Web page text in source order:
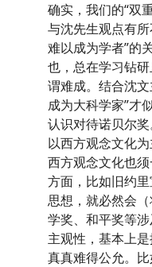
确实，我们的“双
与沈先生观点有
难以成为学者”的
也，总在学习钻
谓难成。结合沈
成为大科学家”才
认识对待诺贝尔
以西方观念文化
西方观念文化也
方面，比如旧约
思想，就必然会
学奖、和平奖等
主观性，基本上
真真难得公允。